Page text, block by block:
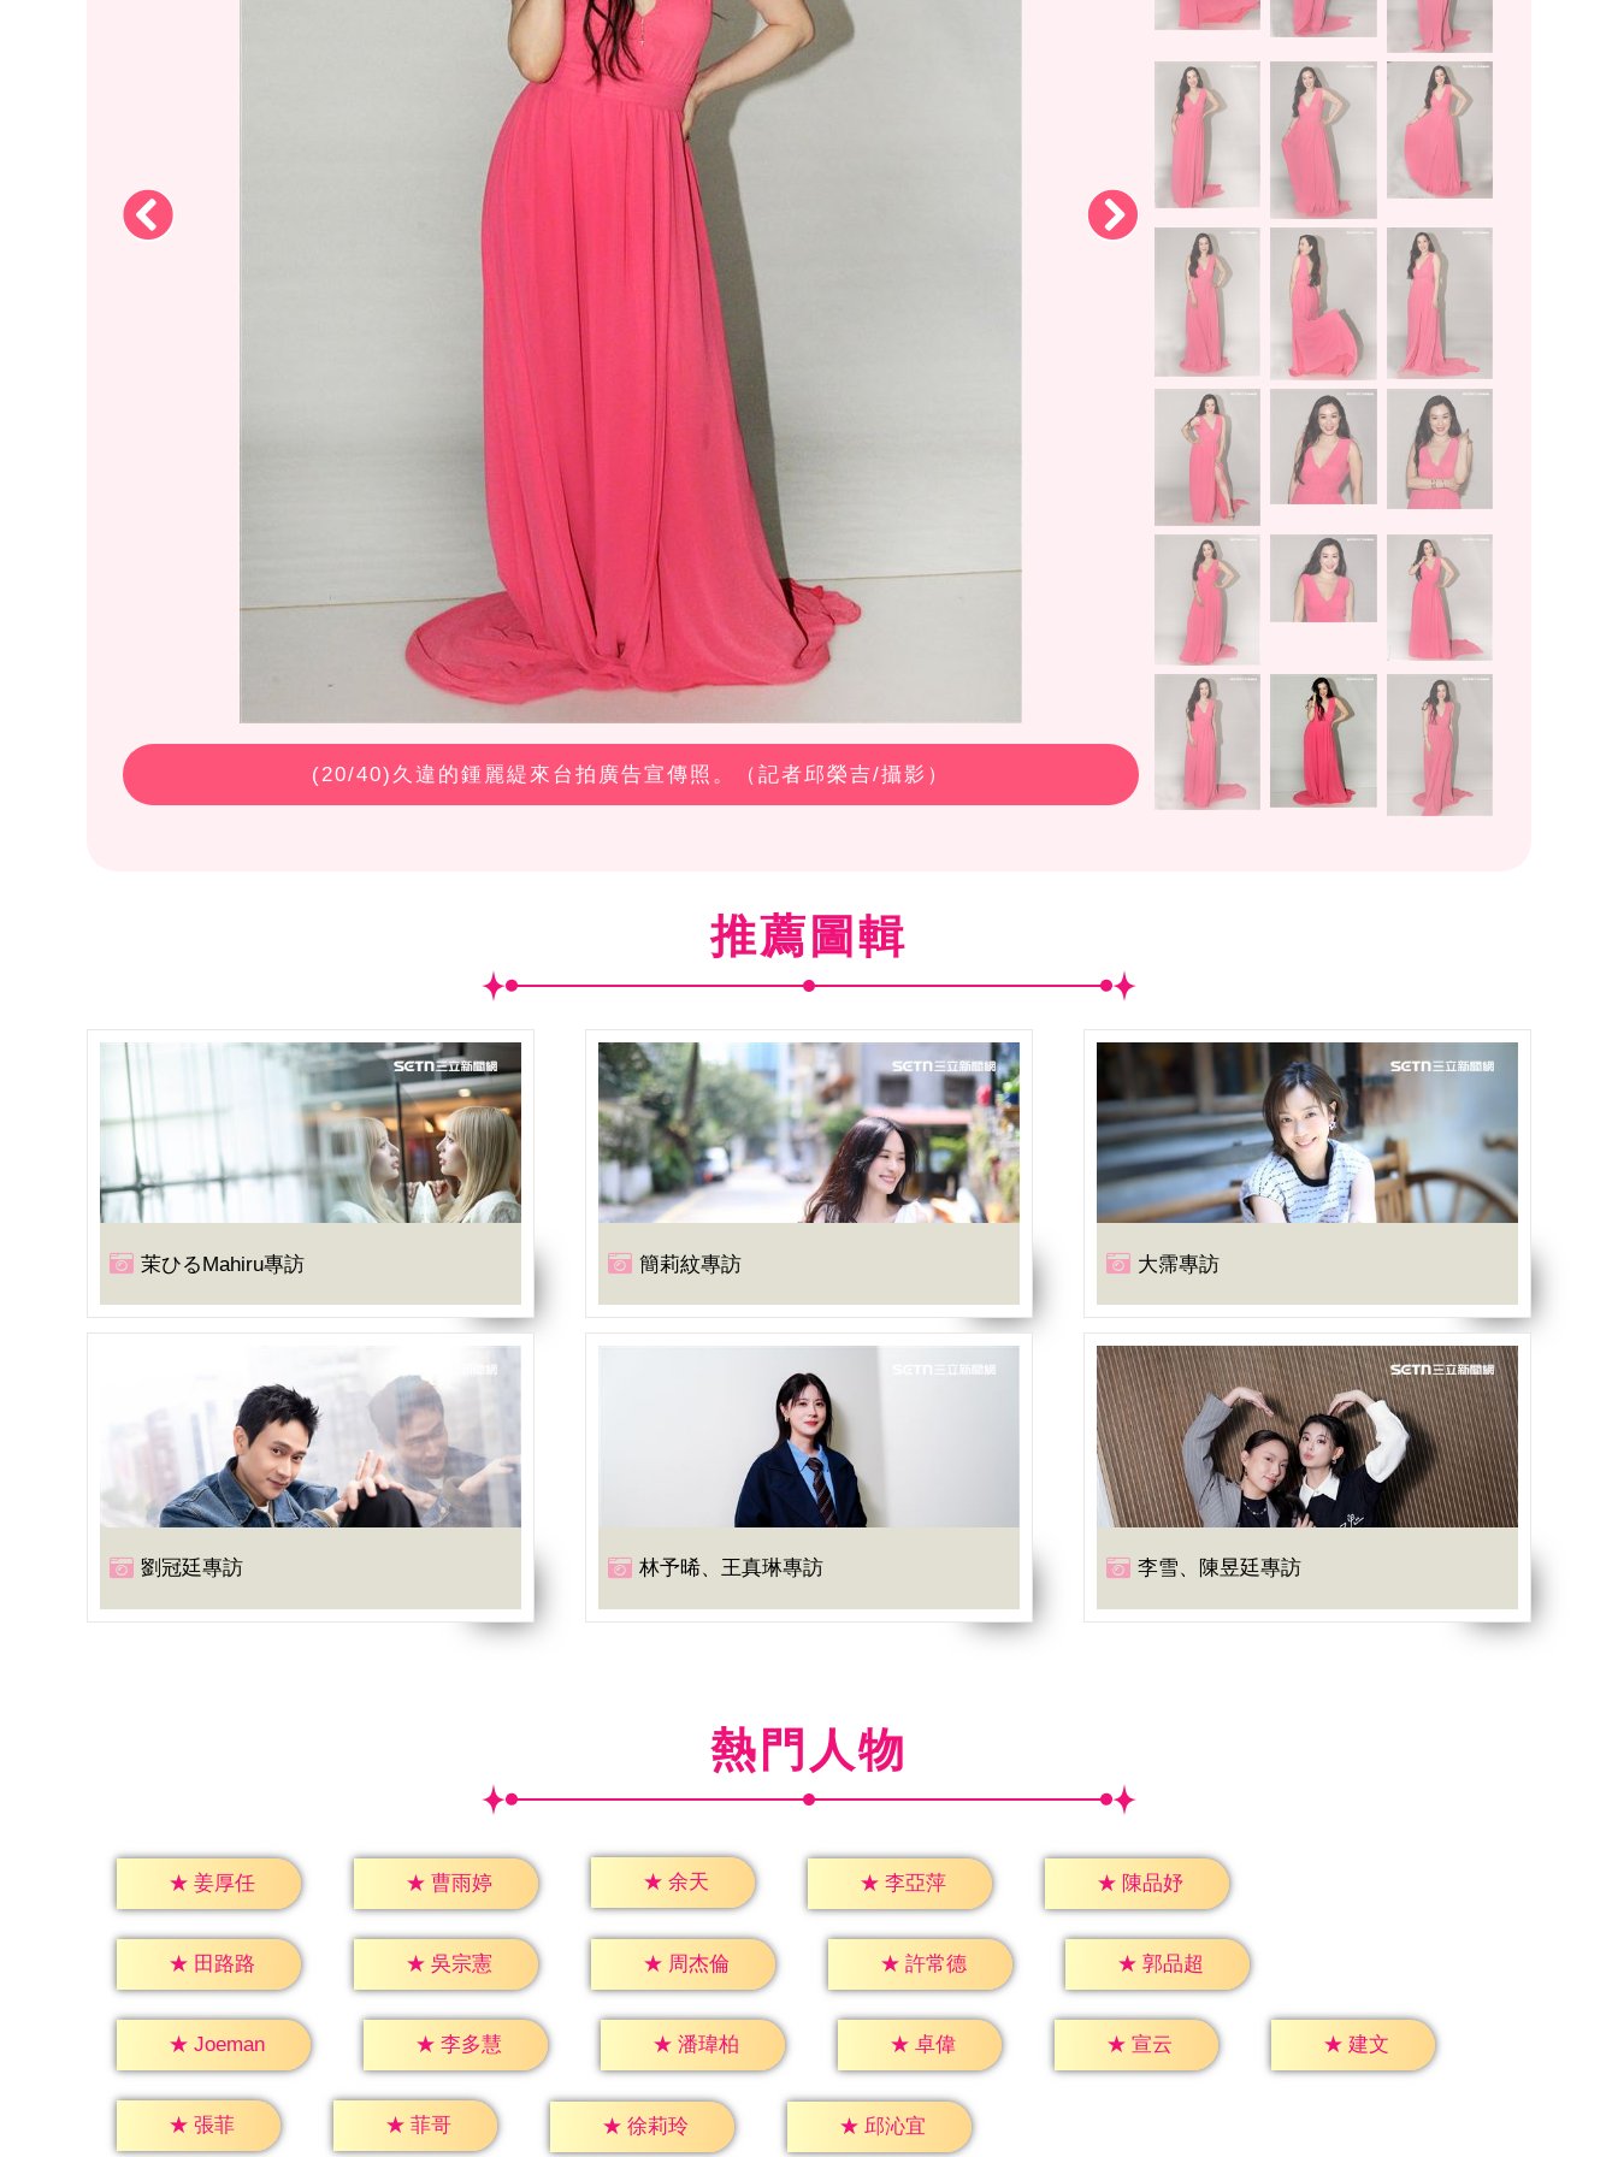
(20/40)久違的鍾麗緹來台拍廣告宣傳照。（記者邱榮吉/攝影）
推薦圖輯
茉ひるMahiru專訪 簡莉紋專訪 大霈專訪
劉冠廷專訪 林予晞、王真琳專訪 李雪、陳昱廷專訪
熱門人物
★ 姜厚任 ★ 曹雨婷 ★ 余天 ★ 李亞萍 ★ 陳品妤
★ 田路路 ★ 吳宗憲 ★ 周杰倫 ★ 許常德 ★ 郭品超
★ Joeman ★ 李多慧 ★ 潘瑋柏 ★ 卓偉 ★ 宣云 ★ 建文
★ 張菲 ★ 菲哥 ★ 徐莉玲 ★ 邱沁宜